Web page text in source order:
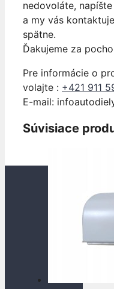
nedovoláte,
a my vás
spätne.
Ďakujeme za
Pre informácie o
volajte : +421 911
E-mail: info
Súvisiace